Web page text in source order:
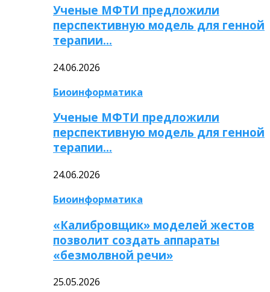
Ученые МФТИ предложили
перспективную модель для генной
терапии…
24.06.2026
Биоинформатика
Ученые МФТИ предложили
перспективную модель для генной
терапии…
24.06.2026
Биоинформатика
«Калибровщик» моделей жестов
позволит создать аппараты
«безмолвной речи»
25.05.2026